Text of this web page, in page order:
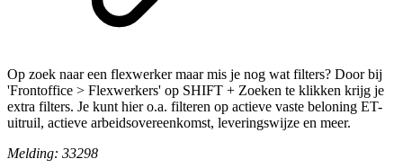
Op zoek naar een flexwerker maar mis je nog wat filters? Door bij
'Frontoffice > Flexwerkers' op SHIFT + Zoeken te klikken krijg je
extra filters. Je kunt hier o.a. filteren op actieve vaste beloning ET-
uitruil, actieve arbeidsovereenkomst, leveringswijze en meer.
Melding: 33298